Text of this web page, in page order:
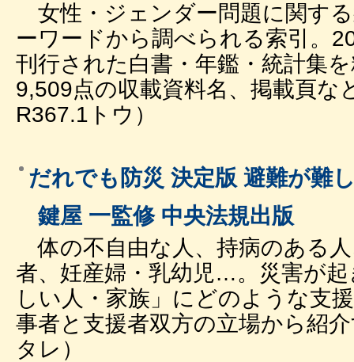
女性・ジェンダー問題に関す
ーワードから調べられる索引。
刊行された白書・年鑑・統計集
9,509点の収載資料名、掲載頁な
R367.1トウ）
だれでも防災 決定版 避難が難
鍵屋 一監修 中央法規出版
体の不自由な人、持病のある
者、妊産婦・乳幼児…。災害が
しい人・家族」にどのような支
事者と支援者双方の立場から紹
タレ）